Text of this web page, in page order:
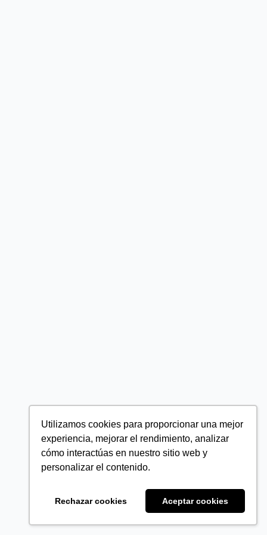
Utilizamos cookies para proporcionar una mejor
experiencia, mejorar el rendimiento, analizar
cómo interactúas en nuestro sitio web y
personalizar el contenido.
Rechazar cookies Aceptar cookies